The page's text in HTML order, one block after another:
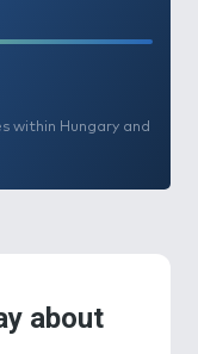
erős, japán
a
is
őket
within Hungary and